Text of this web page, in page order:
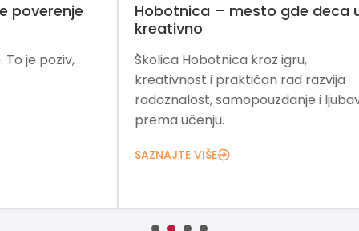
Hobotnica – mesto gde deca uče
Školica Hobotnica kroz igru,
kreativnost i praktičan rad razvija
radoznalost, samopouzdanje i ljubav
prema učenju.
SAZNAJTE VIŠE